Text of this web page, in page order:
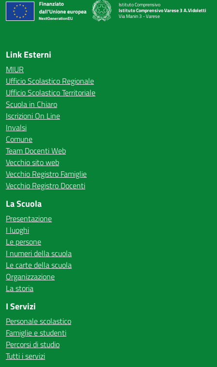
Istituto Comprensivo
Istituto Comprensivo Varese 3 A.Vidoletti
Via Manin 3 - Varese
Link Esterni
MIUR
Ufficio Scolastico Regionale
Ufficio Scolastico Territoriale
Scuola in Chiaro
Iscrizioni On Line
Invalsi
Comune
Team Docenti Web
Vecchio sito web
Vecchio Registro Famiglie
Vecchio Registro Docenti
La Scuola
Presentazione
I luoghi
Le persone
I numeri della scuola
Le carte della scuola
Organizzazione
La storia
I Servizi
Personale scolastico
Famiglie e studenti
Percorsi di studio
Tutti i servizi